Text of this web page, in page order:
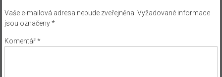
Vaše e-mailová adresa nebude zveřejněna. Vyžadované informace
jsou označeny*
Komentář*